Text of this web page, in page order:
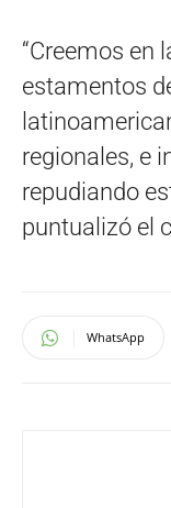
“Creemos en
estamentos
regionales, e
repudiando
puntualizó el
WhatsApp